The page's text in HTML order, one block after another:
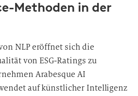
Methoden in der
NLP eröffnet sich die
von ESG-Ratings zu
Arabesque AI
auf künstlicher Intelligenz